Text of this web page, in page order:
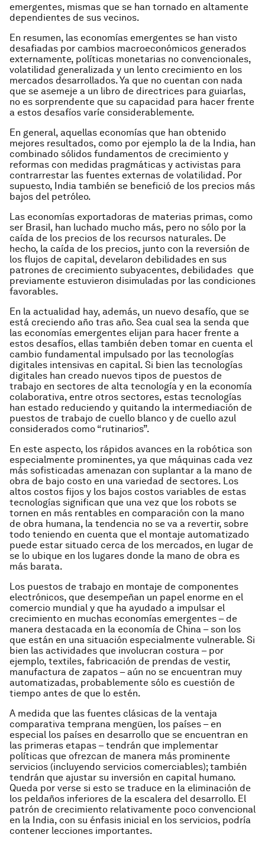
emergentes, mismas que se han tornado en altamente
dependientes de sus vecinos.
En resumen, las economías emergentes se han visto
desafiadas por cambios macroeconómicos generados
externamente, políticas monetarias no convencionales,
volatilidad generalizada y un lento crecimiento en los
mercados desarrollados. Ya que no cuentan con nada
que se asemeje a un libro de directrices para guiarlas,
no es sorprendente que su capacidad para hacer frente
a estos desafíos varíe considerablemente.
En general, aquellas economías que han obtenido
mejores resultados, como por ejemplo la de la India, han
combinado sólidos fundamentos de crecimiento y
reformas con medidas pragmáticas y activistas para
contrarrestar las fuentes externas de volatilidad. Por
supuesto, India también se benefició de los precios más
bajos del petróleo.
Las economías exportadoras de materias primas, como
ser Brasil, han luchado mucho más, pero no sólo por la
caída de los precios de los recursos naturales. De
hecho, la caída de los precios, junto con la reversión de
los flujos de capital, develaron debilidades en sus
patrones de crecimiento subyacentes, debilidades que
previamente estuvieron disimuladas por las condiciones
favorables.
En la actualidad hay, además, un nuevo desafío, que se
está creciendo año tras año. Sea cual sea la senda que
las economías emergentes elijan para hacer frente a
estos desafíos, ellas también deben tomar en cuenta el
cambio fundamental impulsado por las tecnologías
digitales intensivas en capital. Si bien las tecnologías
digitales han creado nuevos tipos de puestos de
trabajo en sectores de alta tecnología y en la economía
colaborativa, entre otros sectores, estas tecnologías
han estado reduciendo y quitando la intermediación de
puestos de trabajo de cuello blanco y de cuello azul
considerados como “rutinarios”.
En este aspecto, los rápidos avances en la robótica son
especialmente prominentes, ya que máquinas cada vez
más sofisticadas amenazan con suplantar a la mano de
obra de bajo costo en una variedad de sectores. Los
altos costos fijos y los bajos costos variables de estas
tecnologías significan que una vez que los robots se
tornen en más rentables en comparación con la mano
de obra humana, la tendencia no se va a revertir, sobre
todo teniendo en cuenta que el montaje automatizado
puede estar situado cerca de los mercados, en lugar de
se lo ubique en los lugares donde la mano de obra es
más barata.
Los puestos de trabajo en montaje de componentes
electrónicos, que desempeñan un papel enorme en el
comercio mundial y que ha ayudado a impulsar el
crecimiento en muchas economías emergentes – de
manera destacada en la economía de China – son los
que están en una situación especialmente vulnerable. Si
bien las actividades que involucran costura – por
ejemplo, textiles, fabricación de prendas de vestir,
manufactura de zapatos – aún no se encuentran muy
automatizadas, probablemente sólo es cuestión de
tiempo antes de que lo estén.
A medida que las fuentes clásicas de la ventaja
comparativa temprana mengüen, los países – en
especial los países en desarrollo que se encuentran en
las primeras etapas – tendrán que implementar
políticas que ofrezcan de manera más prominente
servicios (incluyendo servicios comerciables); también
tendrán que ajustar su inversión en capital humano.
Queda por verse si esto se traduce en la eliminación de
los peldaños inferiores de la escalera del desarrollo. El
patrón de crecimiento relativamente poco convencional
en la India, con su énfasis inicial en los servicios, podría
contener lecciones importantes.